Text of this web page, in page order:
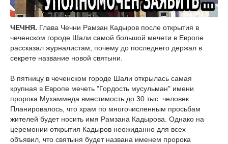
ЧЕЧНЯ. Глава Чечни Рамзан Кадыров после открытия в
чеченском городе Шали самой большой мечети в Европе
рассказал журналистам, почему до последнего держал в
секрете название новой святыни.
В пятницу в чеченском городе Шали открылась самая
крупная в Европе мечеть "Гордость мусульман" имени
пророка Мухаммеда вместимость до 30 тыс. человек.
Планировалось, что храм по многочисленным просьбам
жителей будет носить имя Рамзана Кадырова. Однако на
церемонии открытия Кадыров неожиданно для всех
объявил, что святыня будет названа именем пророка